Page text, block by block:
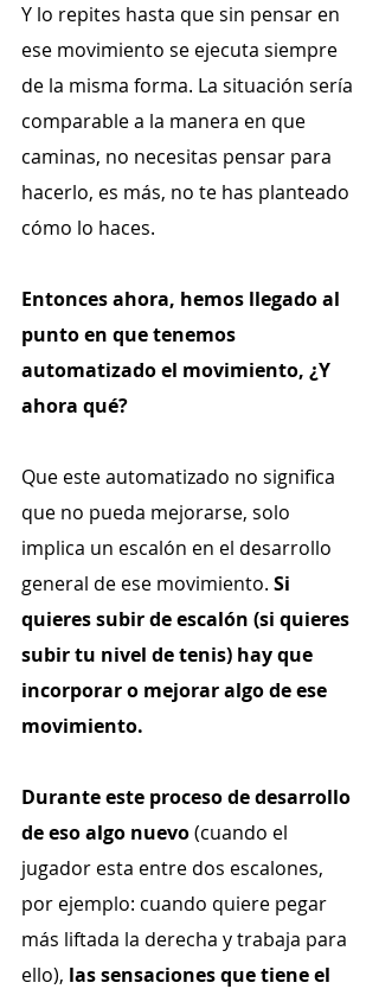
Y lo repites hasta que sin pensar en
ese movimiento se ejecuta siempre
de la misma forma. La situación sería
comparable a la manera en que
caminas, no necesitas pensar para
hacerlo, es más, no te has planteado
cómo lo haces.
Entonces ahora, hemos llegado al
punto en que tenemos
automatizado el movimiento, ¿Y
ahora qué?
Que este automatizado no significa
que no pueda mejorarse, solo
implica un escalón en el desarrollo
general de ese movimiento. Si
quieres subir de escalón (si quieres
subir tu nivel de tenis) hay que
incorporar o mejorar algo de ese
movimiento.
Durante este proceso de desarrollo
de eso algo nuevo (cuando el
jugador esta entre dos escalones,
por ejemplo: cuando quiere pegar
más liftada la derecha y trabaja para
ello), las sensaciones que tiene el